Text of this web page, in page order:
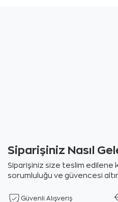
Siparişiniz Nasıl
Siparişiniz size teslim edilene
sorumluluğu ve güvencesi
Güvenli Alışveriş